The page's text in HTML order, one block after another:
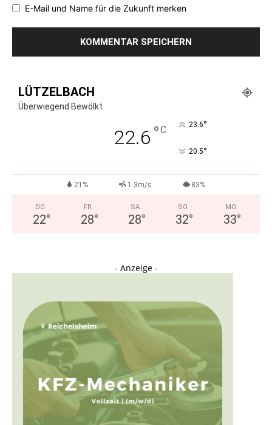
E-Mail und Name für die Zukunft merken
LÜTZELBACH
Überwiegend Bewölkt
22.6 °C 23.6°
20.5°
21% 1.3m/s 83%
DO.
22°
FR.
28°
SA.
28°
SO.
32°
MO.
33°
- Anzeige -